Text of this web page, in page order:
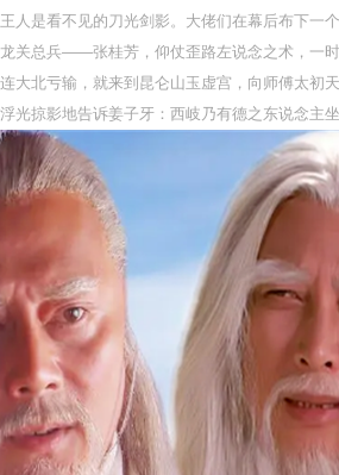
人是看不见的刀光剑影。大佬们在幕后布下一
关总兵——张桂芳，仰仗歪路左说念之术，一
大北亏输，就来到昆仑山玉虚宫，向师傅太初天
光掠影地告诉姜子牙：西岐乃有德之东说念主